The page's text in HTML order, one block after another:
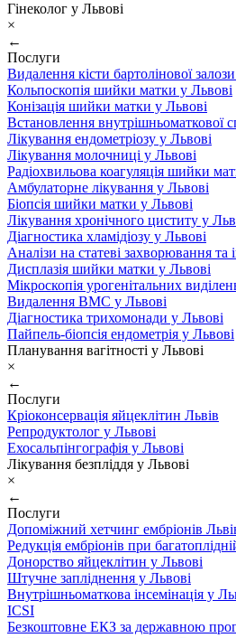
Гінеколог у Львові
×
←
Послуги
Видалення кісти бартолінової
Кольпоскопія шийки матки у Львові
Конізація шийки матки у Львові
Встановлення внутрішньоматкової
Лікування ендометріозу у Львові
Лікування молочниці у Львові
Радіохвильова коагуляція шийки
Амбулаторне лікування у Львові
Біопсія шийки матки у Львові
Лікування хронічного циститу у
Діагностика хламідіозу у Львові
Аналізи на статеві захворювання та
Дисплазія шийки матки у Львові
Мікроскопія урогенітальних
Видалення ВМС у Львові
Діагностика трихомонади у Львові
Пайпель-біопсія ендометрія у Львові
Планування вагітності у Львові
×
←
Послуги
Кріоконсервація яйцеклітин Львів
Репродуктолог у Львові
Ехосальпінгографія у Львові
Лікування безпліддя у Львові
×
←
Послуги
Допоміжний хетчинг ембріонів
Редукція ембріонів при
Донорство яйцеклітин у Львові
Штучне запліднення у Львові
Внутрішньоматкова інсемінація у
ICSI
Безкоштовне ЕКЗ за державною